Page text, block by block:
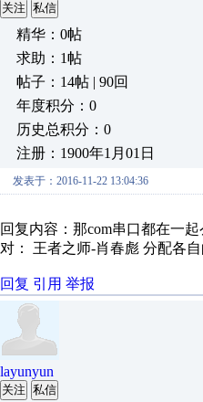
关注 私信
精华：0帖
求助：1帖
帖子：14帖 | 90回
年度积分：0
历史总积分：0
注册：1900年1月01日
发表于：2016-11-22 13:04:36
回复内容：那com串口都在一起
对： 王者之师-肖春彪 分配各
回复 引用 举报
layunyun
关注 私信